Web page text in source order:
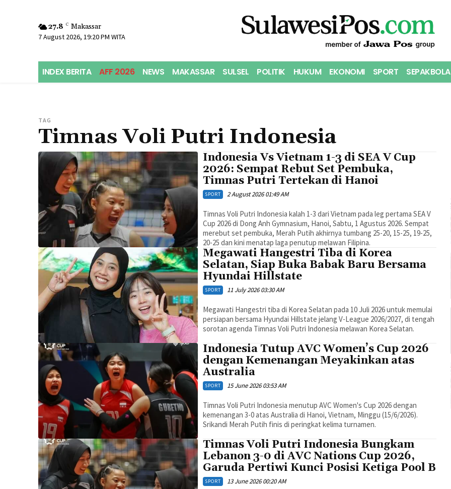
27.8 C Makassar
7 August 2026, 19:20 PM WITA
INDEX BERITA AFF 2026 NEWS MAKASSAR SULSEL POLITIK HUKUM EKONOMI SPORT SEPAKBOLA
TAG
Timnas Voli Putri Indonesia
Indonesia Vs Vietnam 1-3 di SEA V Cup
2026: Sempat Rebut Set Pembuka,
Timnas Putri Tertekan di Hanoi
SPORT 2 August 2026 01:49 AM
Timnas Voli Putri Indonesia kalah 1-3 dari Vietnam pada leg pertama SEA V
Cup 2026 di Dong Anh Gymnasium, Hanoi, Sabtu, 1 Agustus 2026. Sempat
merebut set pembuka, Merah Putih akhirnya tumbang 25-20, 15-25, 19-25,
20-25 dan kini menatap laga penutup melawan Filipina.
Megawati Hangestri Tiba di Korea
Selatan, Siap Buka Babak Baru Bersama
Hyundai Hillstate
SPORT 11 July 2026 03:30 AM
Megawati Hangestri tiba di Korea Selatan pada 10 Juli 2026 untuk memulai
persiapan bersama Hyundai Hillstate jelang V-League 2026/2027, di tengah
sorotan agenda Timnas Voli Putri Indonesia melawan Korea Selatan.
Indonesia Tutup AVC Women’s Cup 2026
dengan Kemenangan Meyakinkan atas
Australia
SPORT 15 June 2026 03:53 AM
Timnas Voli Putri Indonesia menutup AVC Women's Cup 2026 dengan
kemenangan 3-0 atas Australia di Hanoi, Vietnam, Minggu (15/6/2026).
Srikandi Merah Putih finis di peringkat kelima turnamen.
Timnas Voli Putri Indonesia Bungkam
Lebanon 3-0 di AVC Nations Cup 2026,
Garuda Pertiwi Kunci Posisi Ketiga Pool B
SPORT 13 June 2026 00:20 AM